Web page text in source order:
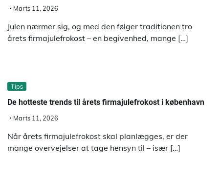
Marts 11, 2026
Julen nærmer sig, og med den følger traditionen tro
årets firmajulefrokost – en begivenhed, mange […]
Tips
De hotteste trends til årets firmajulefrokost i københavn
Marts 11, 2026
Når årets firmajulefrokost skal planlægges, er der
mange overvejelser at tage hensyn til – især […]